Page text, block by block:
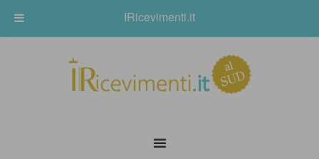
IRicevimenti.it